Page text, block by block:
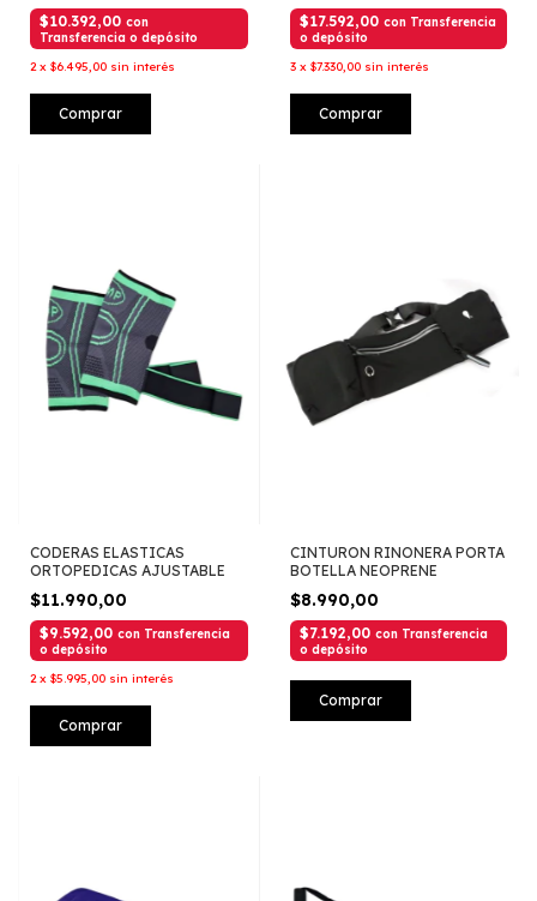
$10.392,00 con
Transferencia o depósito
2 x $6.495,00 sin interés
Comprar
$17.592,00 con Transferencia
o depósito
3 x $7.330,00 sin interés
Comprar
CODERAS ELASTICAS
ORTOPEDICAS AJUSTABLE
$11.990,00
$9.592,00 con Transferencia
o depósito
2 x $5.995,00 sin interés
Comprar
CINTURON RINONERA PORTA
BOTELLA NEOPRENE
$8.990,00
$7.192,00 con Transferencia
o depósito
Comprar